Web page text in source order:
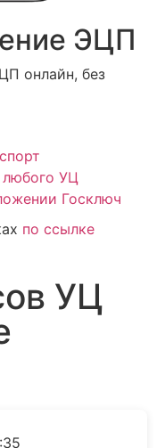
ЭЦП
онлайн, без
УЦ
Госключ
по ссылке
УЦ